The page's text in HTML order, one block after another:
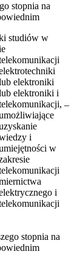
stopnia na
studiów w
elektroniki
elektroniki i
i
w
i
–
stopnia na